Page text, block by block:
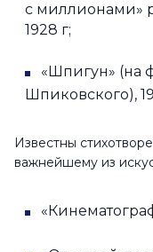
с миллионами»
1928 г;
«Шпигун» (на
Шпиковского),
Известны
важнейшему из